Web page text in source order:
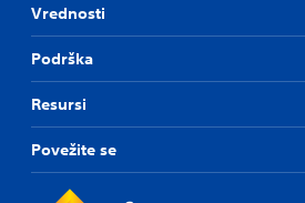
Vrednosti
Podrška
Resursi
Povežite se